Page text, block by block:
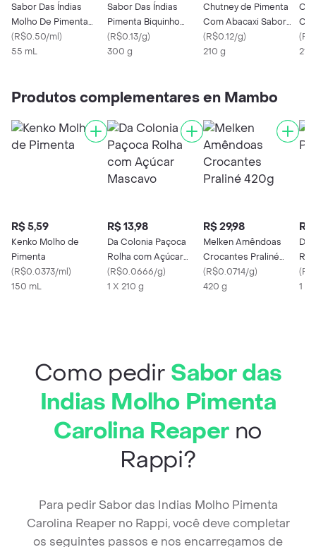
Sabor Das Índias
Molho De Pimenta
Malagueta
(R$0.50/ml)
55 mL
Sabor Das Índias
Pimenta Biquinho
Natural
(R$0.13/g)
300 g
Chutney de Pimenta
Com Abacaxi Sabor
Das Índias
(R$0.12/g)
210 g
(
210
Produtos complementares en Mambo
R$ 5,59
Kenko Molho de
Pimenta
(R$0.0373/ml)
150 mL
R$ 13,98
Da Colonia Paçoca
Rolha com Açúcar
Mascavo
(R$0.0666/g)
1 X 210 g
R$ 29,98
Melken Amêndoas
Crocantes Praliné
420g
(R$0.0714/g)
420 g
R$
Da
(
1 X
Como pedir Sabor das
Indias Molho Pimenta
Carolina Reaper no
Rappi?
Para pedir Sabor das Indias Molho Pimenta
Carolina Reaper no Rappi, você deve completar
os seguintes passos e nos encarregamos de